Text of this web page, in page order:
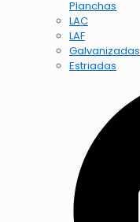
Planchas
LAC
LAF
Galvanizadas
Estriadas